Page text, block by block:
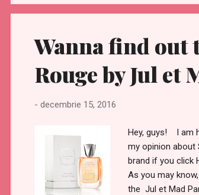
Wanna find out
Rouge by Jul et
- decembrie 15, 2016
Hey, guys! I am
my opinion about
brand if you click
As you may
the Jul et Mad